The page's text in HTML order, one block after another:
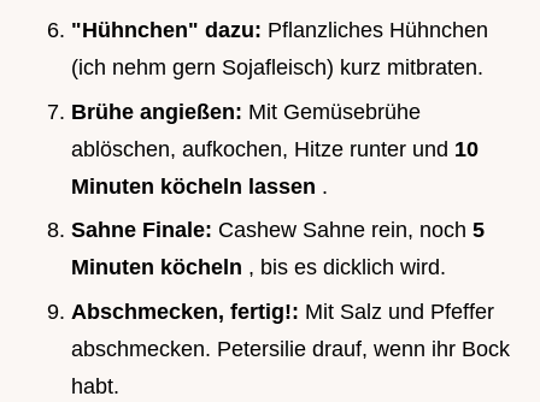
"Hühnchen" dazu: Pflanzliches Hühnchen
(ich nehm gern Sojafleisch) kurz mitbraten.
Brühe angießen: Mit Gemüsebrühe
ablöschen, aufkochen, Hitze runter und 10
Minuten köcheln lassen .
Sahne Finale: Cashew Sahne rein, noch 5
Minuten köcheln , bis es dicklich wird.
Abschmecken, fertig!: Mit Salz und Pfeffer
abschmecken. Petersilie drauf, wenn ihr Bock
habt.